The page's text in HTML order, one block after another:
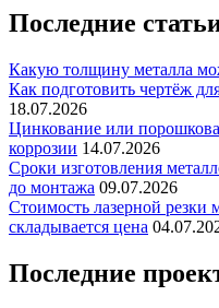
Последние
Какую толщину металла
Как подготовить чертёж
18.07.2026
Цинкование или
коррозии 14.07.2026
Сроки изготовления
до монтажа 09.07.2026
Стоимость лазерной резки
складывается цена
Последние